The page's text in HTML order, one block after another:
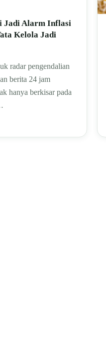
Jadi Alarm Inflasi
Kelola Jadi
radar pengendalian
berita 24 jam
hanya berkisar pada